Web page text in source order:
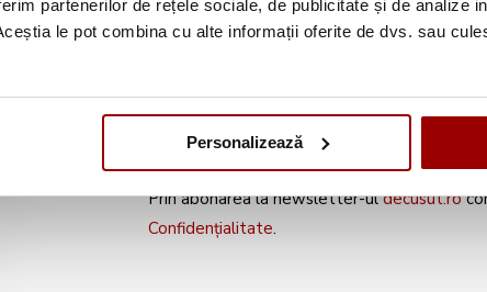
partenerilor de rețele sociale, de publicitate și de analize
le pot combina cu alte informații oferite de dvs. sau
Personalizează
Abonează-te la
Prin abonarea la newsletter-uldecusut.ro
Confidențialitate.